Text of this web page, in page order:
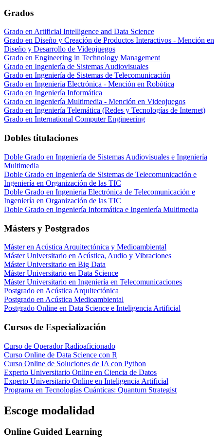
Grados
Grado en Artificial Intelligence and Data Science
Grado en Diseño y Creación de Productos Interactivos - Mención en
Diseño y Desarrollo de Videojuegos
Grado en Engineering in Technology Management
Grado en Ingeniería de Sistemas Audiovisuales
Grado en Ingeniería de Sistemas de Telecomunicación
Grado en Ingeniería Electrónica - Mención en Robótica
Grado en Ingeniería Informática
Grado en Ingeniería Multimedia - Mención en Videojuegos
Grado en Ingeniería Telemática (Redes y Tecnologías de Internet)
Grado en International Computer Engineering
Dobles titulaciones
Doble Grado en Ingeniería de Sistemas Audiovisuales e Ingeniería
Multimedia
Doble Grado en Ingeniería de Sistemas de Telecomunicación e
Ingeniería en Organización de las TIC
Doble Grado en Ingeniería Electrónica de Telecomunicación e
Ingeniería en Organización de las TIC
Doble Grado en Ingeniería Informática e Ingeniería Multimedia
Másters y Postgrados
Máster en Acústica Arquitectónica y Medioambiental
Máster Universitario en Acústica, Audio y Vibraciones
Máster Universitario en Big Data
Máster Universitario en Data Science
Máster Universitario en Ingeniería en Telecomunicaciones
Postgrado en Acústica Arquitectónica
Postgrado en Acústica Medioambiental
Postgrado Online en Data Science e Inteligencia Artificial
Cursos de Especialización
Curso de Operador Radioaficionado
Curso Online de Data Science con R
Curso Online de Soluciones de IA con Python
Experto Universitario Online en Ciencia de Datos
Experto Universitario Online en Inteligencia Artificial
Programa en Tecnologías Cuánticas: Quantum Strategist
Escoge modalidad
Online Guided Learning